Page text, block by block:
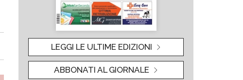
LEGGI LE ULTIME EDIZIONI
ABBONATI AL GIORNALE